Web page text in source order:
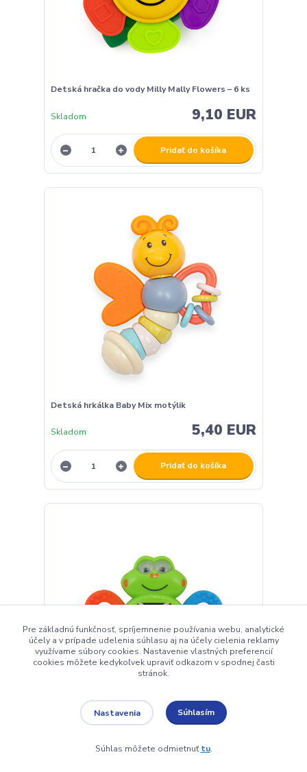
Detská hračka do vody Milly Mally Flowers – 6 ks
9,10 EUR
Skladom
Pridať do košíka
Detská hrkálka Baby Mix motýlik
5,40 EUR
Skladom
Pridať do košíka
Detská hrkálka Baby Mix žabka
8,70 EUR
Pre základnú funkčnosť, spríjemnenie používania webu, analytické
účely a v prípade udelenia súhlasu aj na účely cielenia reklamy
využívame súbory cookies. Nastavenie vlastných preferencií
cookies môžete kedykoľvek upraviť odkazom v spodnej časti
stránok.
Nastavenia Súhlasím
Súhlas môžete odmietnuťtu.